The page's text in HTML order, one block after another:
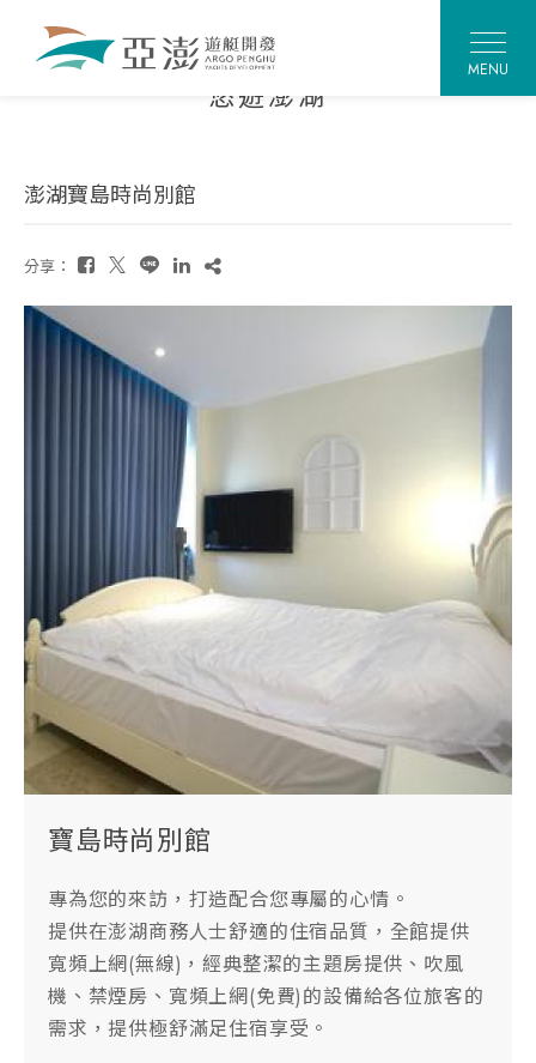
MENU
TRAVEL PENGHU
悠遊澎湖
澎湖寶島時尚別館
分享：
寶島時尚別館
專為您的來訪，打造配合您專屬的心情。
提供在澎湖商務人士舒適的住宿品質，全館提供
寬頻上網(無線)，經典整潔的主題房提供、吹風
機、禁煙房、寬頻上網(免費)的設備給各位旅客的
需求，提供極舒滿足住宿享受。